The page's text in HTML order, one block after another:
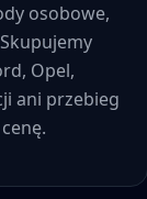
osobowe,
Opel,
ani przebieg